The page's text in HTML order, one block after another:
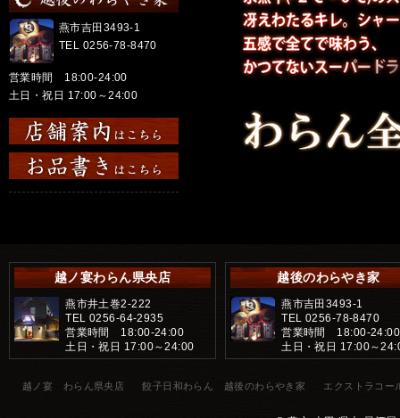
燕市吉田3493-1
TEL 0256-78-8470
営業時間 18:00-24:00
土日・祝日 17:00～24:00
越ノ宴わらん県央店
燕市井土巻2-222
TEL 0256-64-2935
営業時間 18:00-24:00
土日・祝日 17:00～24:00
越後のわらやき家
燕市吉田3493-1
TEL 0256-78-8470
営業時間 18:00-24:00
土日・祝日 17:00～
越ノ宴 わらん県央店 餃子日和わらん 越後のわらやき家 エクストラコー